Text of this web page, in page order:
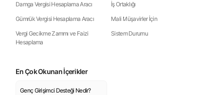
Damga Vergisi Hesaplama Aracı
Gümrük Vergisi Hesaplama Aracı
Vergi Gecikme Zammı ve Faizi
Hesaplama
İş Ortaklığı
Mali Müşavirler İçin
Sistem Durumu
En Çok Okunan İçerikler
Genç Girişimci Desteği Nedir?